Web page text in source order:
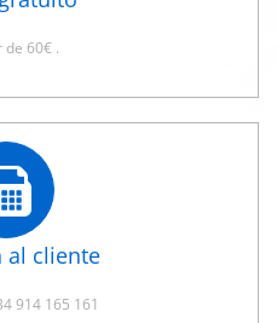
60€ .
al cliente
914 165 161